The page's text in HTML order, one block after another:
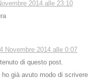
2014 alle 23:10
Novembre 2014 alle 0:07
di questo post.
ho già avuto modo di scrivere